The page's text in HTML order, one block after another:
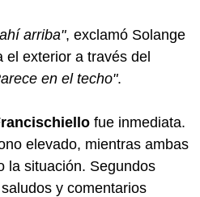
arriba", exclamó Solange
el exterior a través del
en el techo".
fue inmediata.
elevado, mientras ambas
la situación. Segundos
y comentarios